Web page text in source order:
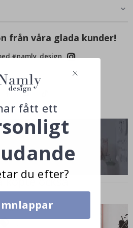
från våra glada kunder!
#namly_design
köpte också
fått ett
du efter?